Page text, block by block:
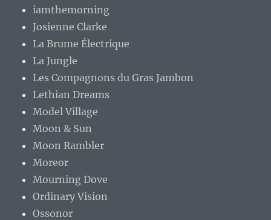
iamthemorning
Josienne Clarke
La Brume Électrique
La Jungle
Les Compagnons du Gras Jambon
Lethian Dreams
Model Village
Moon & Sun
Moon Rambler
Moreor
Mourning Dove
Ordinary Vision
Ossonor